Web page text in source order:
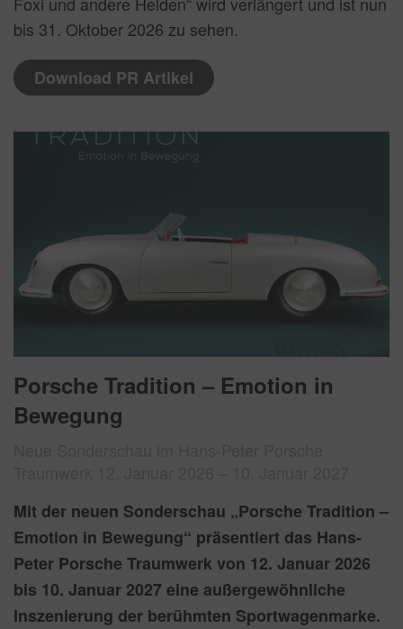
bis 31. Oktober 2026 zu sehen.
Download PR Artikel
Porsche Tradition – Emotion in
Bewegung
Mit der neuen Sonderschau „Porsche Tradition –
Emotion in Bewegung“ präsentiert das Hans-
Peter Porsche Traumwerk von 12. Januar 2026
bis 10. Januar 2027 eine außergewöhnliche
Inszenierung der berühmten Sportwagenmarke.